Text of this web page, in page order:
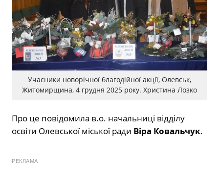
Учасники новорічної благодійної акції, Олевськ,
Житомирщина, 4 грудня 2025 року. Христина Лозко
Про це повідомила в.о. начальниці відділу
освіти Олевської міської ради Віра Ковальчук.
РЕКЛАМА